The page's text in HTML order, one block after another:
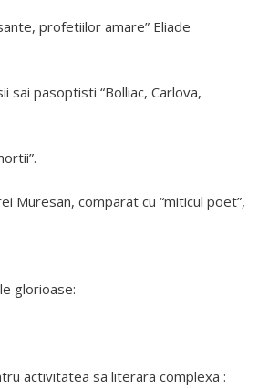
profetiilor amare” Eliade
pasoptisti “Bolliac, Carlova,
Muresan, comparat cu “miticul poet”,
glorioase:
activitatea sa literara complexa :